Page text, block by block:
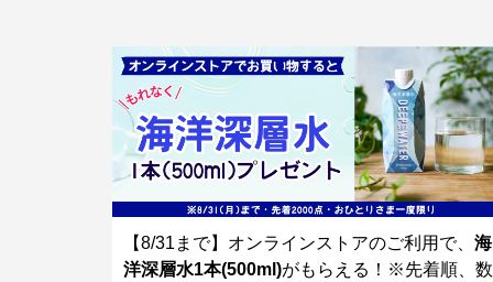
【8/31まで】オンラインストアのご利用で、 海
洋深層水1本(500ml)がもらえる！※先着順、数